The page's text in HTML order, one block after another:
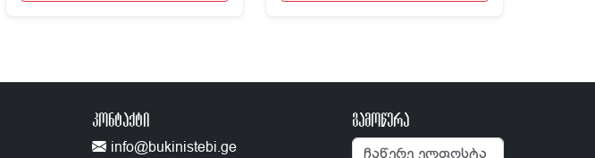
ᲙᲝᲜᲢᲐᲥᲢᲘ
info@bukinistebi.ge
გამოწერა